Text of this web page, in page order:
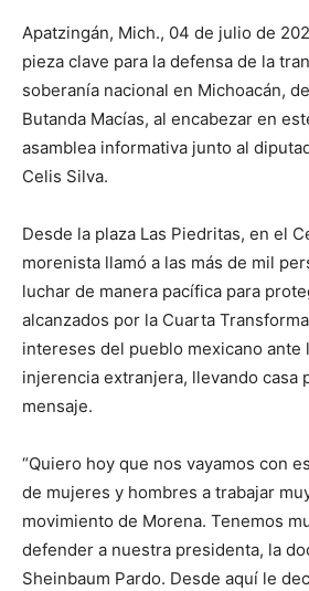
Apatzingán, Mich., 04 de julio de
pieza clave para la defensa de la
soberanía nacional en Michoacán,
Butanda Macías, al encabezar en
asamblea informativa junto al
Celis Silva.
Desde la plaza Las Piedritas, en el
morenista llamó a las más de mil
luchar de manera pacífica para
alcanzados por la Cuarta
intereses del pueblo mexicano ante
injerencia extranjera, llevando casa
mensaje.
“Quiero hoy que nos vayamos con
de mujeres y hombres a trabajar
movimiento de Morena. Tenemos
defender a nuestra presidenta, la
Sheinbaum Pardo. Desde aquí le